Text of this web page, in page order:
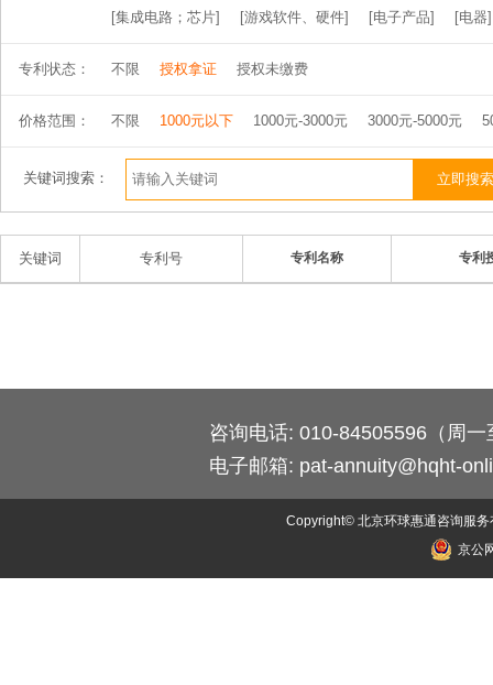
[集成电路；芯片] [游戏软件、硬件] [电子产品] [电器]
专利状态： 不限 授权拿证 授权未缴费
价格范围： 不限 1000元以下 1000元-3000元 3000元-5000元
关键词搜索：
关键词 专利号 专利名称 专利
咨询电话: 010-84505596（周
电子邮箱: pat-annuity@hqht-
Copyright© 北京环球惠通咨询服
京公